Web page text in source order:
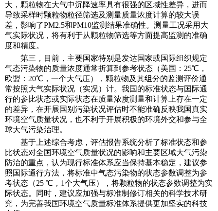
大，颗粒物在大气中沉降速率具有很强的区域性差异，进而
导致采样时颗粒物粒径筛选及测量质量浓度计算的较大误
差，影响了PM2.5和PM10监测结果准确性。测量工况采用大
气实际状况，将有利于从颗粒物筛选等方面提高监测的准确
度和精度。
第三，目前，主要国家特别是发达国家或国际组织规定
气态污染物的质量浓度通常折算到参考状态（美国：25℃，
欧盟：20℃，一个大气压），颗粒物及其组分的监测评价通
常按照大气实际状况（实况）计。我国的标准状态与国际通
行的参比状态或实际状态在质量浓度测量和计算上存在一定
的差异，在开展国别污染状况评估时不能准确反映我国真实
环境空气质量状况，也不利于开展积极的环境外交和参与全
球大气污染治理。
基于上述综合考虑，评估报告系统分析了标准状态和参
比状态对全国环境空气质量状况的影响和主要区域大气污染
防治的重点，认为现行标准体系应当保持基本稳定，建议参
照国际通行方法，将标准中气态污染物的状态参数调整为参
考状态（25 ℃，1个大气压），将颗粒物的状态参数调整为实
际状态。同时，建议应加强与标准制修订相关的科学技术研
究，为完善我国环境空气质量标准体系提供更加坚实的科技